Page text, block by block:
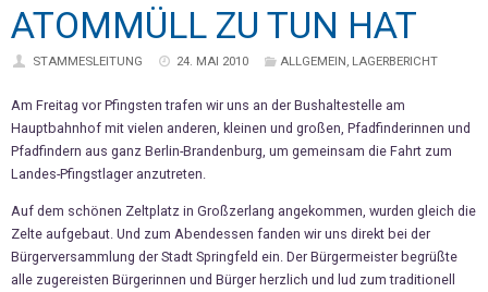
ATOMMÜLL ZU TUN HAT
STAMMESLEITUNG 24. MAI 2010 ALLGEMEIN, LAGERBERICHT
Am Freitag vor Pfingsten trafen wir uns an der Bushaltestelle am
Hauptbahnhof mit vielen anderen, kleinen und großen, Pfadfinderinnen und
Pfadfindern aus ganz Berlin-Brandenburg, um gemeinsam die Fahrt zum
Landes-Pfingstlager anzutreten.
Auf dem schönen Zeltplatz in Großzerlang angekommen, wurden gleich die
Zelte aufgebaut. Und zum Abendessen fanden wir uns direkt bei der
Bürgerversammlung der Stadt Springfeld ein. Der Bürgermeister begrüßte
alle zugereisten Bürgerinnen und Bürger herzlich und lud zum traditionell